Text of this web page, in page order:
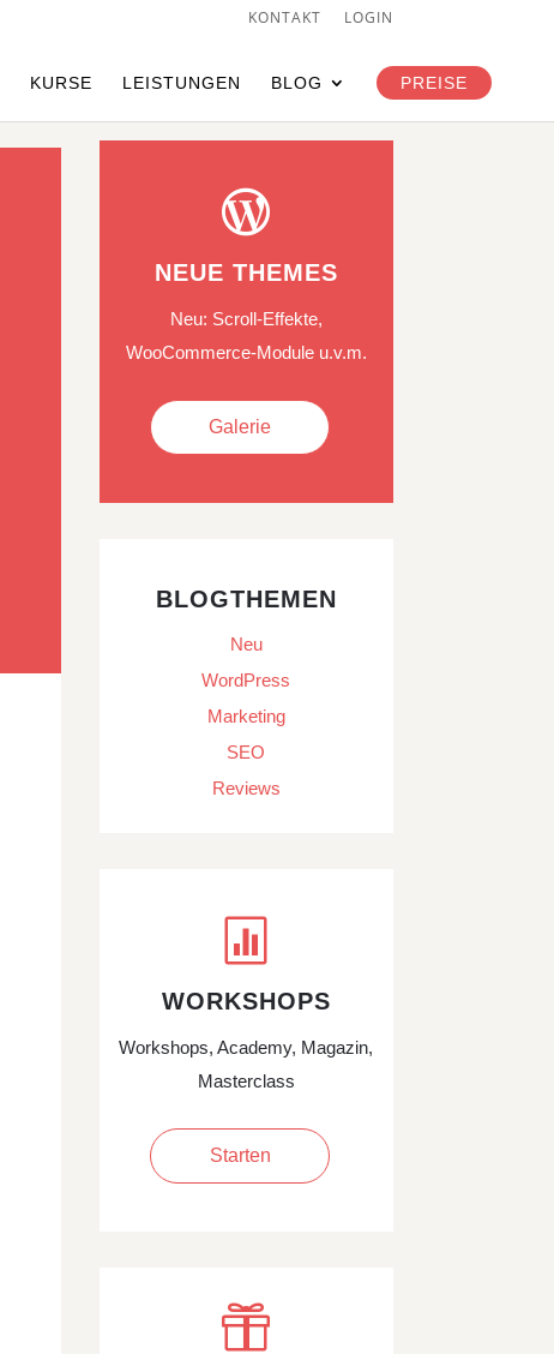
KONTAKT LOGIN
KURSE LEISTUNGEN BLOG PREISE

NEUE THEMES
Neu: Scroll-Effekte,
WooCommerce-Module u.v.m.
Galerie
BLOGTHEMEN
Neu
WordPress
Marketing
SEO
Reviews

WORKSHOPS
Workshops, Academy, Magazin,
Masterclass
Starten
